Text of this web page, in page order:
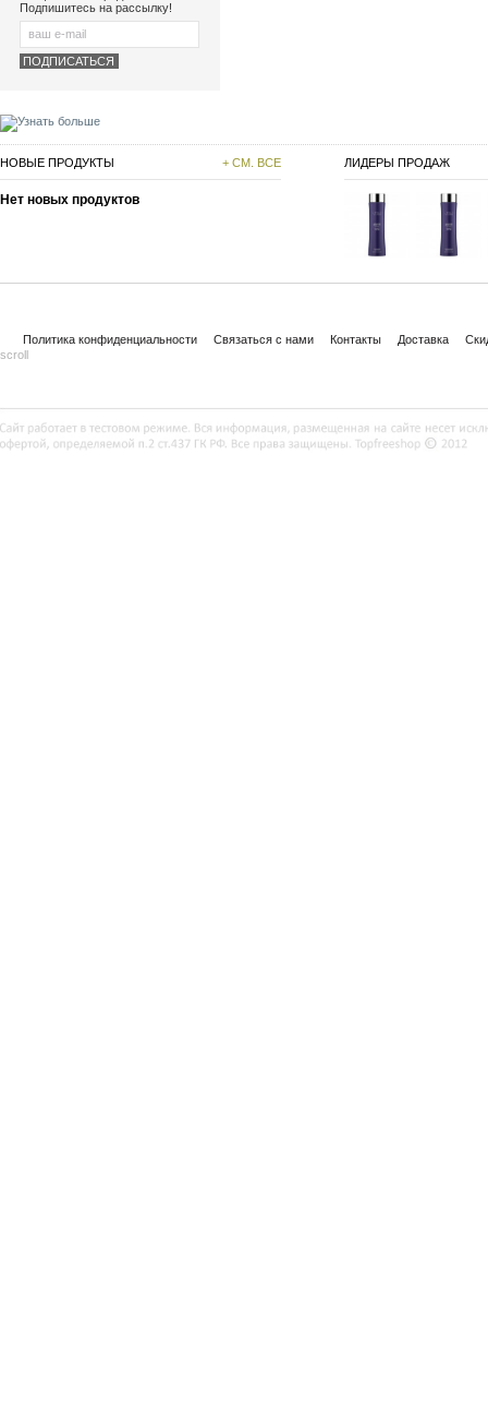
Подпишитесь на рассылку!
НОВЫЕ ПРОДУКТЫ + СМ. ВСЕ
Нет новых продуктов
ЛИДЕРЫ ПРОДАЖ
Политика конфиденциальности Связаться с нами Контакты Доставка
scroll